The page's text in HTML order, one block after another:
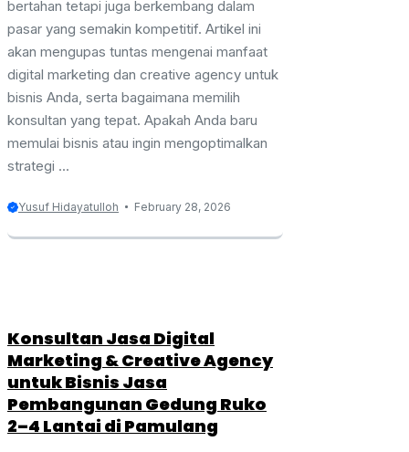
bertahan tetapi juga berkembang dalam
pasar yang semakin kompetitif. Artikel ini
akan mengupas tuntas mengenai manfaat
digital marketing dan creative agency untuk
bisnis Anda, serta bagaimana memilih
konsultan yang tepat. Apakah Anda baru
memulai bisnis atau ingin mengoptimalkan
strategi ...
Yusuf Hidayatulloh February 28, 2026
Konsultan Jasa Digital
Marketing & Creative Agency
untuk Bisnis Jasa
Pembangunan Gedung Ruko
2–4 Lantai di Pamulang